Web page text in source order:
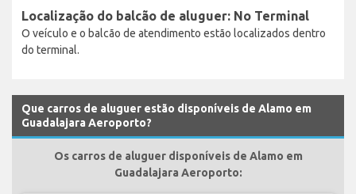
Localização do balcão de aluguer: No Terminal
O veículo e o balcão de atendimento estão localizados dentro
do terminal.
Que carros de aluguer estão disponíveis de Alamo em
Guadalajara Aeroporto?
Os carros de aluguer disponíveis de Alamo em
Guadalajara Aeroporto: